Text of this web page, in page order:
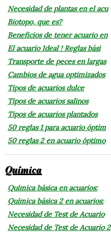
Necesidad de plantas en el acu
Biotopo, que es?
Beneficios de tener acuario en
El acuario Ideal ! Reglas bási
Transporte de peces en largas
Cambios de agua optimizados
Tipos de acuarios dulce
Tipos de acuarios salinos
Tipos de acuarios plantados
50 reglas 1 para acuario óptim
50 reglas 2 en acuario óptimo
Química
Química básica en acuarios:
Química básica 2 en acuarios:
Necesidad de Test de Acuario
Necesidad de Test de Acuario 2